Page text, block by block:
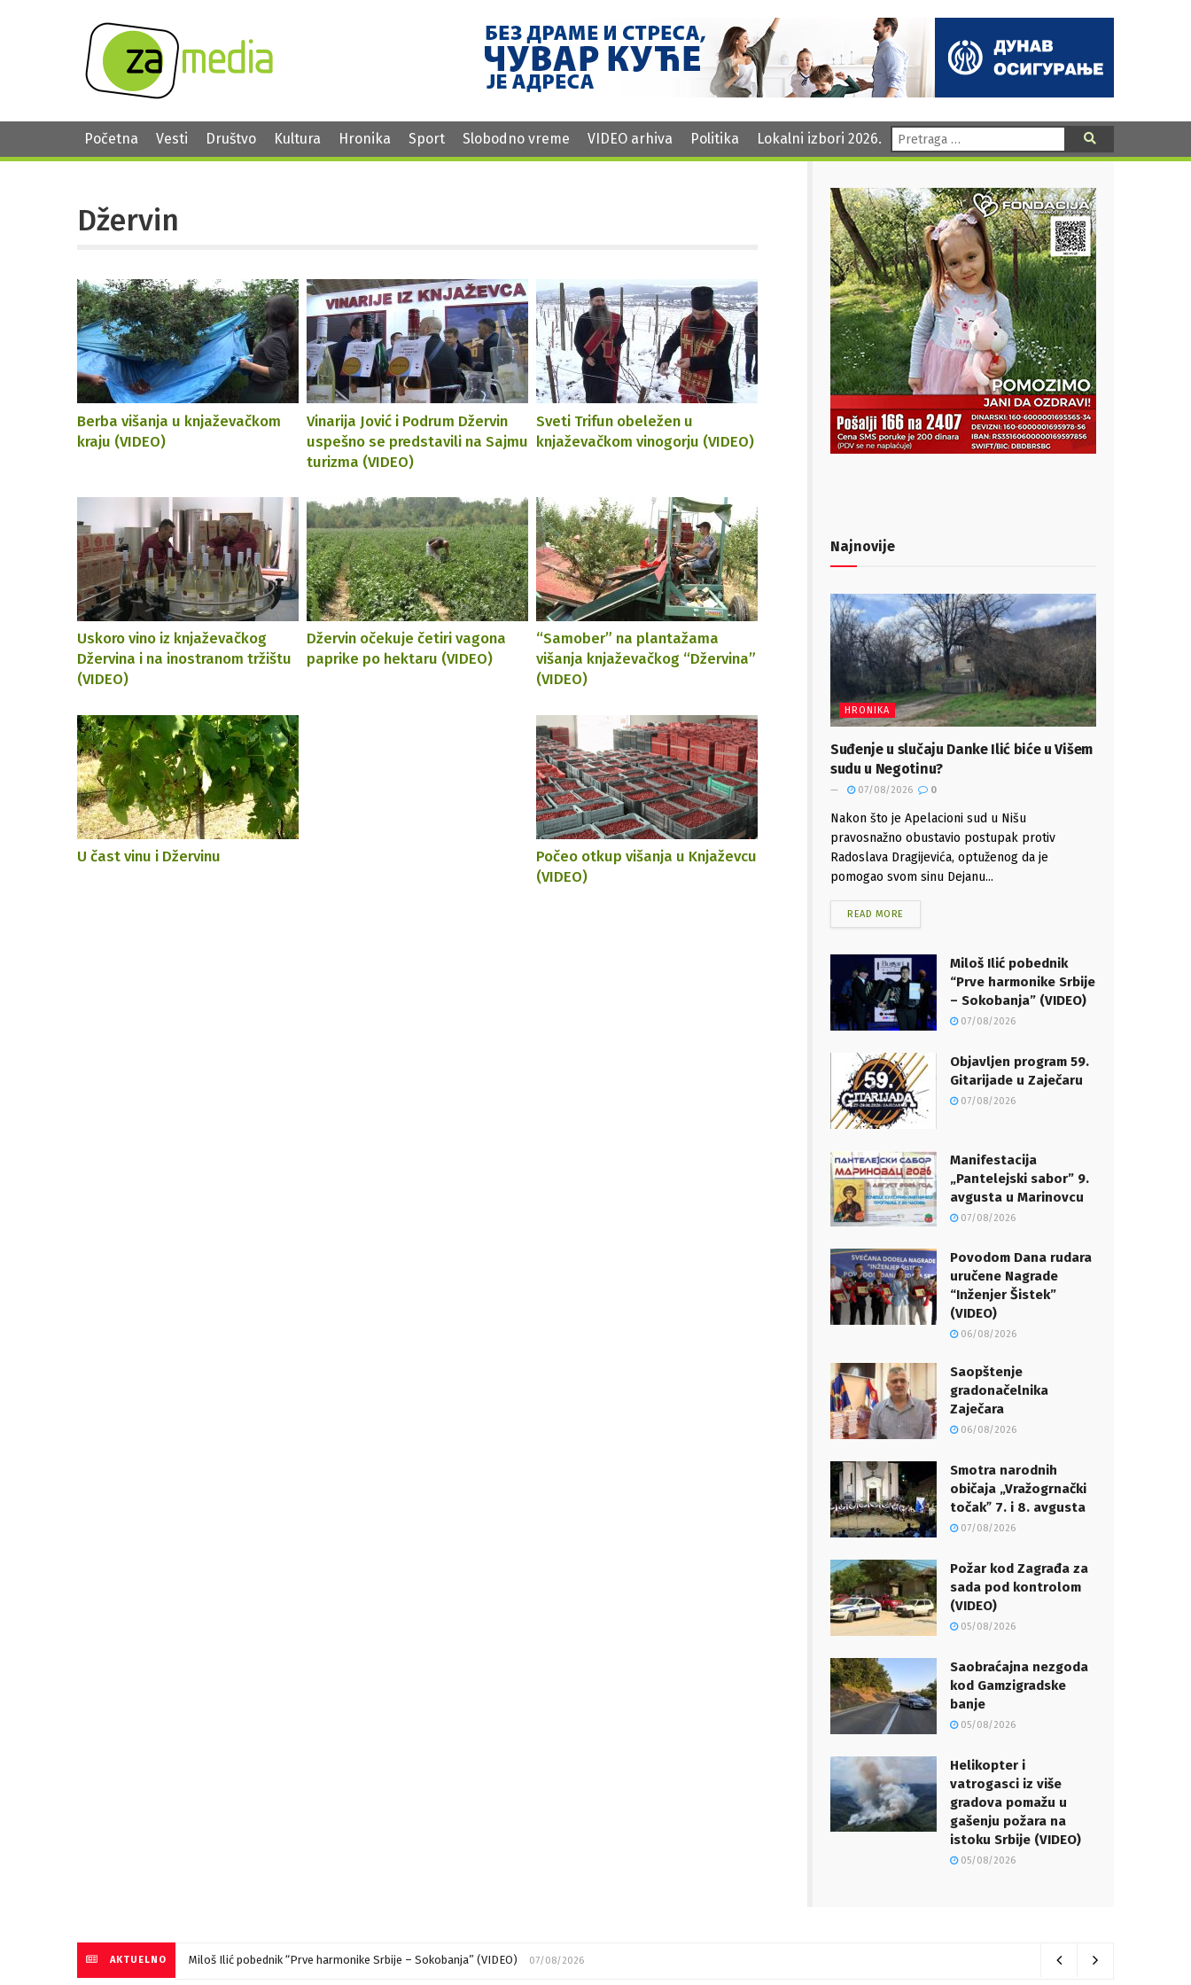
Početna Vesti Društvo Kultura Hronika Sport Slobodno vreme VIDEO arhiva Politika Lokalni izbori 2026. Pretraga:
Džervin
Berba višanja u knjaževačkom
kraju (VIDEO)
Vinarija Jović i Podrum Džervin
uspešno se predstavili na Sajmu
turizma (VIDEO)
Sveti Trifun obeležen u
knjaževačkom vinogorju (VIDEO)
Uskoro vino iz knjaževačkog
Džervina i na inostranom tržištu
(VIDEO)
Džervin očekuje četiri vagona
paprike po hektaru (VIDEO)
“Samober” na plantažama
višanja knjaževačkog “Džervina”
(VIDEO)
U čast vinu i Džervinu
Počeo otkup višanja u Knjaževcu
(VIDEO)
Najnovije
HRONIKA
Suđenje u slučaju Danke Ilić biće u Višem
sudu u Negotinu?
07/08/2026 0
Nakon što je Apelacioni sud u Nišu
pravosnažno obustavio postupak protiv
Radoslava Dragijevića, optuženog da je
pomogao svom sinu Dejanu...
READ MORE
Miloš Ilić pobednik
“Prve harmonike Srbije
– Sokobanja” (VIDEO)
07/08/2026
Objavljen program 59.
Gitarijade u Zaječaru
07/08/2026
Manifestacija
„Pantelejski sabor” 9.
avgusta u Marinovcu
07/08/2026
Povodom Dana rudara
uručene Nagrade
“Inženjer Šistek”
(VIDEO)
06/08/2026
Saopštenje
gradonačelnika
Zaječara
06/08/2026
Smotra narodnih
običaja „Vražogrnački
točakˮ 7. i 8. avgusta
07/08/2026
Požar kod Zagrađa za
sada pod kontrolom
(VIDEO)
05/08/2026
Saobraćajna nezgoda
kod Gamzigradske
banje
05/08/2026
Helikopter i
vatrogasci iz više
gradova pomažu u
gašenju požara na
istoku Srbije (VIDEO)
05/08/2026
AKTUELNO Miloš Ilić pobednik “Prve harmonike Srbije – Sokobanja” (VIDEO) 07/08/2026